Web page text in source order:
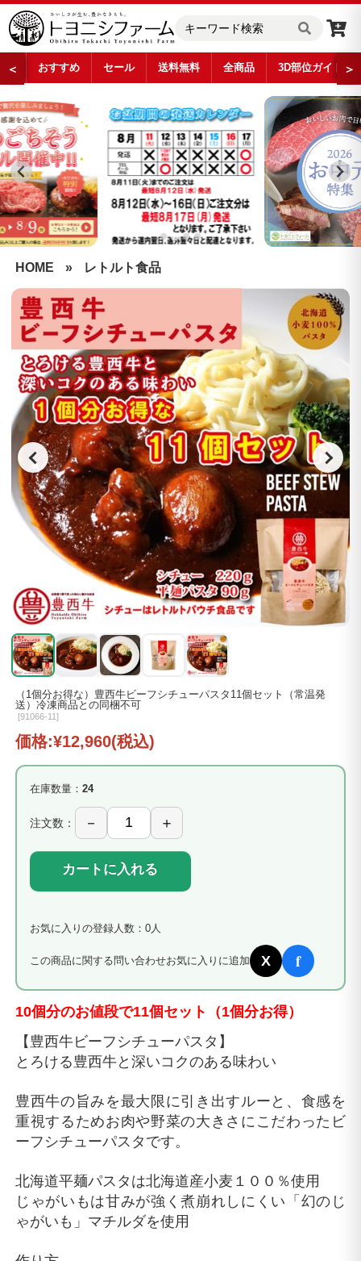
＜ おすすめ セール 送料無料 全商品 3D部位ガイド ＞
HOME » レトルト食品
（1個分お得な）豊西牛ビーフシチューパスタ11個セット（常温発
送）冷凍商品との同梱不可
[91066-11]
価格:¥12,960(税込)
在庫数量： 24
注文数：
カートに入れる
お気に入りの登録人数：0人
この商品に関する問い合わせお気に入りに追加 X f
10個分のお値段で11個セット（1個分お得）
【豊西牛ビーフシチューパスタ】
とろける豊西牛と深いコクのある味わい
豊西牛の旨みを最大限に引き出すルーと、食感を
重視するためお肉や野菜の大きさにこだわったビ
ーフシチューパスタです。
北海道平麺パスタは北海道産小麦１００％使用
じゃがいもは甘みが強く煮崩れしにくい「幻のじ
ゃがいも」マチルダを使用